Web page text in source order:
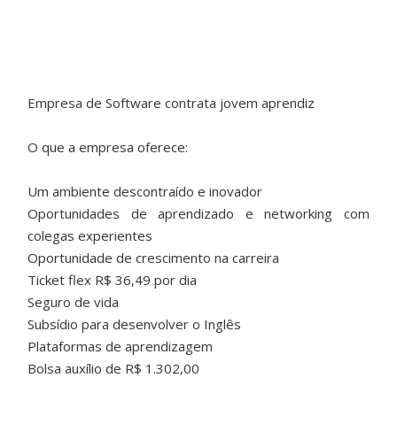
Empresa de Software contrata jovem aprendiz
O que a empresa oferece:
Um ambiente descontraído e inovador
Oportunidades de aprendizado e networking com
colegas experientes
Oportunidade de crescimento na carreira
Ticket flex R$ 36,49 por dia
Seguro de vida
Subsídio para desenvolver o Inglês
Plataformas de aprendizagem
Bolsa auxílio de R$ 1.302,00